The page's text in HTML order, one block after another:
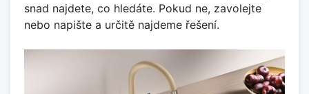
snad najdete, co hledáte. Pokud ne, zavolejte
nebo napište a určitě najdeme řešení.